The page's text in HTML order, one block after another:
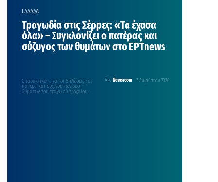
ΕΛΛΑΔΑ
Τραγωδία στις Σέρρες: «Τα έχασα
όλα» – Συγκλονίζει ο πατέρας και
σύζυγος των θυμάτων στο ΕΡΤnews
Από Newsroom 7 Αυγούστου 2026
Σπαρακτικές είναι οι δηλώσεις του
πατέρα και συζύγου των δύο
θυμάτων του τραγικού τροχαίου